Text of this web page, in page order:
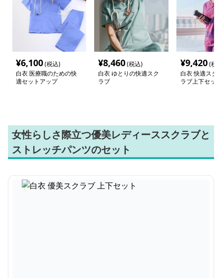
¥6,100(税込)
白衣 医療職のための快
適セットアップ
¥8,460(税込)
白衣 ゆとりの快適スク
ラブ
¥9,420(税
白衣 快適スタ
ラブ上下セット
女性らしさ際立つ優美レディーススクラブと
ストレッチパンツのセット